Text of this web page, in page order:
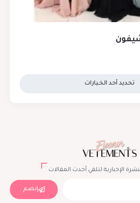
تحديد أحد الخيارات
الإخبارية لتلقي أحدث المقالات
إنضم